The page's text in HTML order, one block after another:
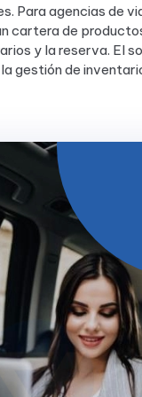
agencias de
cartera de
y la reserva. El
gestión de